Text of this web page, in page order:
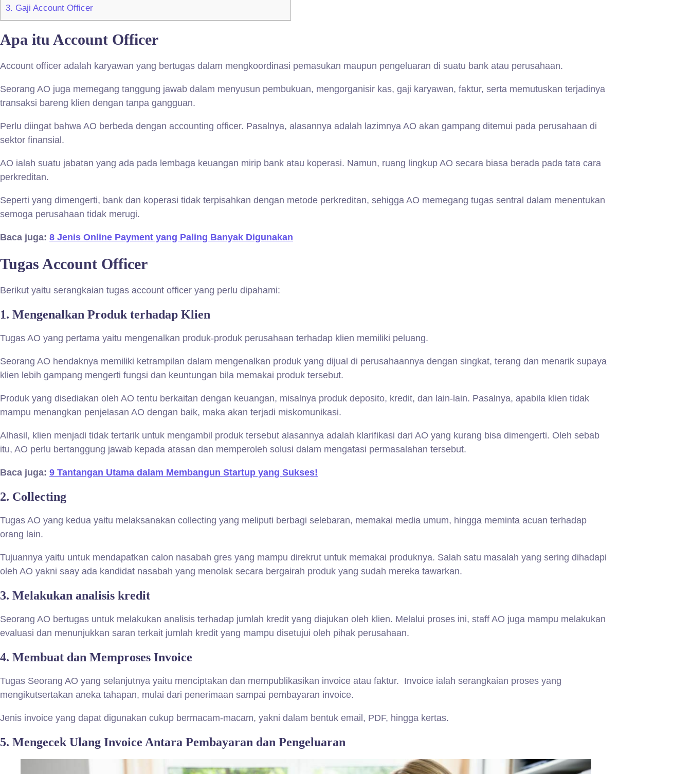
3. Gaji Account Officer
Apa itu Account Officer
Account officer adalah karyawan yang bertugas dalam mengkoordinasi pemasukan maupun pengeluaran di suatu bank atau perusahaan.
Seorang AO juga memegang tanggung jawab dalam menyusun pembukuan, mengorganisir kas, gaji karyawan, faktur, serta memutuskan terjadinya
transaksi bareng klien dengan tanpa gangguan.
Perlu diingat bahwa AO berbeda dengan accounting officer. Pasalnya, alasannya adalah lazimnya AO akan gampang ditemui pada perusahaan di
sektor finansial.
AO ialah suatu jabatan yang ada pada lembaga keuangan mirip bank atau koperasi. Namun, ruang lingkup AO secara biasa berada pada tata cara
perkreditan.
Seperti yang dimengerti, bank dan koperasi tidak terpisahkan dengan metode perkreditan, sehigga AO memegang tugas sentral dalam menentukan
semoga perusahaan tidak merugi.
Baca juga: 8 Jenis Online Payment yang Paling Banyak Digunakan
Tugas Account Officer
Berikut yaitu serangkaian tugas account officer yang perlu dipahami:
1. Mengenalkan Produk terhadap Klien
Tugas AO yang pertama yaitu mengenalkan produk-produk perusahaan terhadap klien memiliki peluang.
Seorang AO hendaknya memiliki ketrampilan dalam mengenalkan produk yang dijual di perusahaannya dengan singkat, terang dan menarik supaya
klien lebih gampang mengerti fungsi dan keuntungan bila memakai produk tersebut.
Produk yang disediakan oleh AO tentu berkaitan dengan keuangan, misalnya produk deposito, kredit, dan lain-lain. Pasalnya, apabila klien tidak
mampu menangkan penjelasan AO dengan baik, maka akan terjadi miskomunikasi.
Alhasil, klien menjadi tidak tertarik untuk mengambil produk tersebut alasannya adalah klarifikasi dari AO yang kurang bisa dimengerti. Oleh sebab
itu, AO perlu bertanggung jawab kepada atasan dan memperoleh solusi dalam mengatasi permasalahan tersebut.
Baca juga: 9 Tantangan Utama dalam Membangun Startup yang Sukses!
2. Collecting
Tugas AO yang kedua yaitu melaksanakan collecting yang meliputi berbagi selebaran, memakai media umum, hingga meminta acuan terhadap
orang lain.
Tujuannya yaitu untuk mendapatkan calon nasabah gres yang mampu direkrut untuk memakai produknya. Salah satu masalah yang sering dihadapi
oleh AO yakni saay ada kandidat nasabah yang menolak secara bergairah produk yang sudah mereka tawarkan.
3. Melakukan analisis kredit
Seorang AO bertugas untuk melakukan analisis terhadap jumlah kredit yang diajukan oleh klien. Melalui proses ini, staff AO juga mampu melakukan
evaluasi dan menunjukkan saran terkait jumlah kredit yang mampu disetujui oleh pihak perusahaan.
4. Membuat dan Memproses Invoice
Tugas Seorang AO yang selanjutnya yaitu menciptakan dan mempublikasikan invoice atau faktur. Invoice ialah serangkaian proses yang
mengikutsertakan aneka tahapan, mulai dari penerimaan sampai pembayaran invoice.
Jenis invoice yang dapat digunakan cukup bermacam-macam, yakni dalam bentuk email, PDF, hingga kertas.
5. Mengecek Ulang Invoice Antara Pembayaran dan Pengeluaran